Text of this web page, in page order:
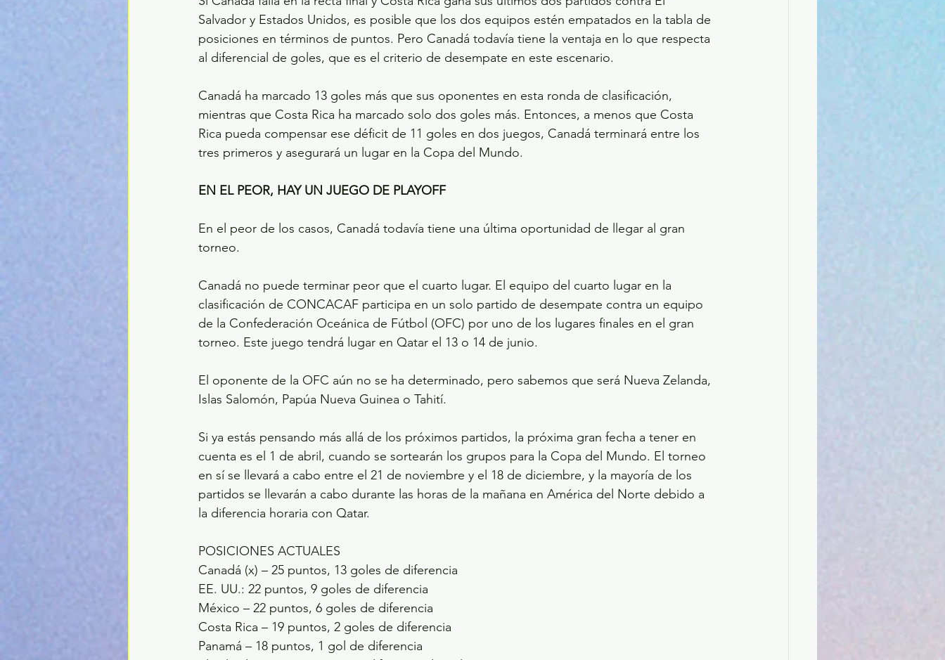
Salvador y Estados Unidos, es posible que los dos equipos estén empatados en la tabla de
posiciones en términos de puntos. Pero Canadá todavía tiene la ventaja en lo que respecta
al diferencial de goles, que es el criterio de desempate en este escenario.
Canadá ha marcado 13 goles más que sus oponentes en esta ronda de clasificación,
mientras que Costa Rica ha marcado solo dos goles más. Entonces, a menos que Costa
Rica pueda compensar ese déficit de 11 goles en dos juegos, Canadá terminará entre los
tres primeros y asegurará un lugar en la Copa del Mundo.
EN EL PEOR, HAY UN JUEGO DE PLAYOFF
En el peor de los casos, Canadá todavía tiene una última oportunidad de llegar al gran
torneo.
Canadá no puede terminar peor que el cuarto lugar. El equipo del cuarto lugar en la
clasificación de CONCACAF participa en un solo partido de desempate contra un equipo
de la Confederación Oceánica de Fútbol (OFC) por uno de los lugares finales en el gran
torneo. Este juego tendrá lugar en Qatar el 13 o 14 de junio.
El oponente de la OFC aún no se ha determinado, pero sabemos que será Nueva Zelanda,
Islas Salomón, Papúa Nueva Guinea o Tahití.
Si ya estás pensando más allá de los próximos partidos, la próxima gran fecha a tener en
cuenta es el 1 de abril, cuando se sortearán los grupos para la Copa del Mundo. El torneo
en sí se llevará a cabo entre el 21 de noviembre y el 18 de diciembre, y la mayoría de los
partidos se llevarán a cabo durante las horas de la mañana en América del Norte debido a
la diferencia horaria con Qatar.
POSICIONES ACTUALES
Canadá (x) – 25 puntos, 13 goles de diferencia
EE. UU.: 22 puntos, 9 goles de diferencia
México – 22 puntos, 6 goles de diferencia
Costa Rica – 19 puntos, 2 goles de diferencia
Panamá – 18 puntos, 1 gol de diferencia